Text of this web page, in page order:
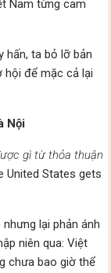
Nam từng cam
hấn, ta bỏ lỡ bản
để mặc cả lại
Nội
gì từ thỏa thuận
United States gets
lại phản ánh
niên qua: Việt
chưa bao giờ thể